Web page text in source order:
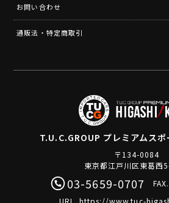
お問い合わせ
通販法・特定商取引
T.U.C.GROUP プレミアムス
〒134-0084
東京都江戸川区東葛西
03-5659-0707